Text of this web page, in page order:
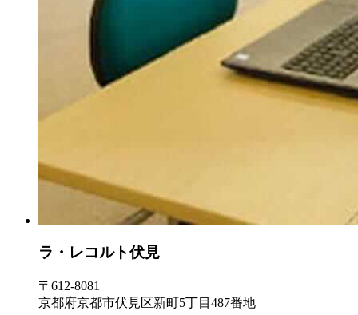
ラ・レコルト伏見
〒612-8081
京都府京都市伏見区新町5丁目487番地